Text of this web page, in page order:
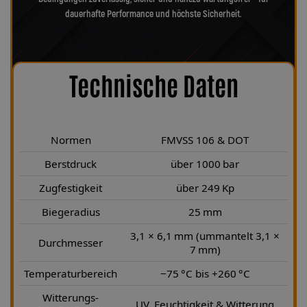
dauerhafte Performance und höchste Sicherheit.
Technische Daten
Normen
FMVSS 106 & DOT
Berstdruck
über 1000 bar
Zugfestigkeit
über 249 Kp
Biegeradius
25 mm
Durchmesser
3,1 × 6,1 mm (ummantelt 3,1 ×
7 mm)
Temperaturbereich
−75 °C bis +260 °C
Witterungs-
UV, Feuchtigkeit & Witterung